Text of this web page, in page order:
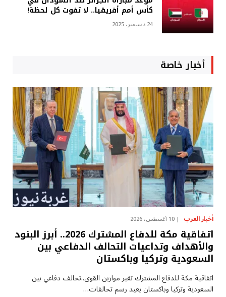
كأس أمم أفريقيا.. لا تفوت كل لحظة!
24 ديسمبر، 2025
أخبار خاصة
أخبار العرب 10 أغسطس، 2026
اتفاقية مكة للدفاع المشترك 2026.. أبرز البنود
والأهداف وتداعيات التحالف الدفاعي بين
السعودية وتركيا وباكستان
اتفاقية مكة للدفاع المشترك تغير موازين القوى..تحالف دفاعي بين
السعودية وتركيا وباكستان يعيد رسم تحالفات…